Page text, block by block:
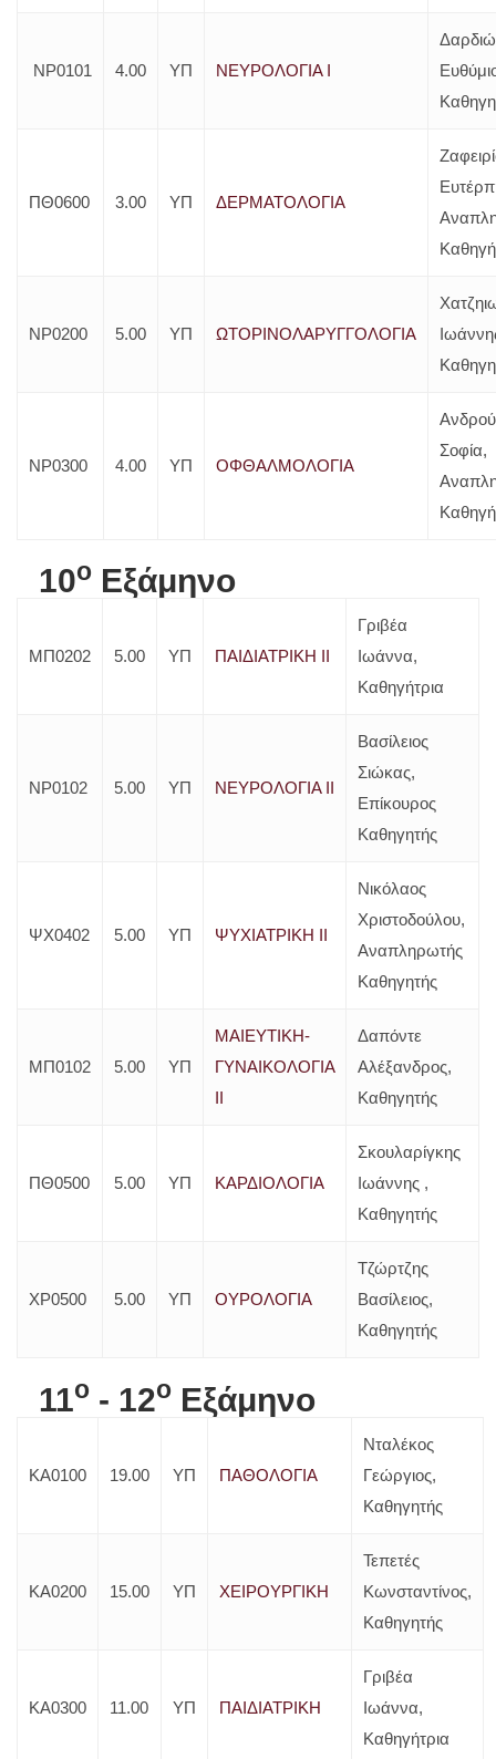
ΝΡ0101 4.00 ΥΠ ΝΕΥΡΟΛΟΓΙΑ Ι
ΠΘ0600 3.00 ΥΠ ΔΕΡΜΑΤΟΛΟΓΙΑ
ΝΡ0200 5.00 ΥΠ ΩΤΟΡΙΝΟΛΑΡΥΓΓΟΛΟΓΙΑ
ΝΡ0300 4.00 ΥΠ ΟΦΘΑΛΜΟΛΟΓΙΑ
Σοφία,
10o Εξάμηνο
ΜΠ0202 5.00 ΥΠ ΠΑΙΔΙΑΤΡΙΚΗ ΙΙ
Γριβέα
Ιωάννα,
Καθηγήτρια
ΝΡ0102 5.00 ΥΠ ΝΕΥΡΟΛΟΓΙΑ ΙΙ
Βασίλειος
Σιώκας,
Επίκουρος
Καθηγητής
ΨΧ0402 5.00 ΥΠ ΨΥΧΙΑΤΡΙΚΗ ΙΙ
Νικόλαος
Χριστοδούλου,
Αναπληρωτής
Καθηγητής
ΜΠ0102 5.00 ΥΠ
ΜΑΙΕΥΤΙΚΗ-
ΓΥΝΑΙΚΟΛΟΓΙΑ
ΙΙ
Δαπόντε
Αλέξανδρος,
Καθηγητής
ΠΘ0500 5.00 ΥΠ ΚΑΡΔΙΟΛΟΓΙΑ
Σκουλαρίγκης
Ιωάννης ,
Καθηγητής
ΧΡ0500 5.00 ΥΠ ΟΥΡΟΛΟΓΙΑ
Τζώρτζης
Βασίλειος,
Καθηγητής
11o - 12o Εξάμηνο
ΚΑ0100 19.00 ΥΠ ΠΑΘΟΛΟΓΙΑ
Νταλέκος
Γεώργιος,
Καθηγητής
ΚΑ0200 15.00 ΥΠ ΧΕΙΡΟΥΡΓΙΚΗ
Τεπετές
Κωνσταντίνος,
Καθηγητής
ΚΑ0300 11.00 ΥΠ ΠΑΙΔΙΑΤΡΙΚΗ
Γριβέα
Ιωάννα,
Καθηγήτρια